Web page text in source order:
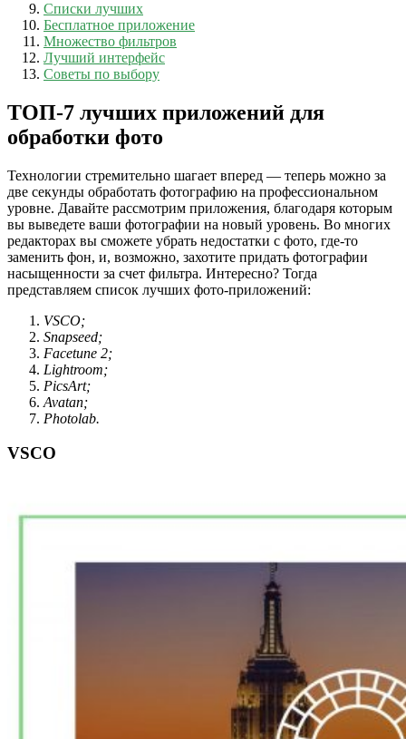
Списки лучших
Бесплатное приложение
Множество фильтров
Лучший интерфейс
Советы по выбору
ТОП-7 лучших приложений для
обработки фото
Технологии стремительно шагает вперед — теперь можно за
две секунды обработать фотографию на профессиональном
уровне. Давайте рассмотрим приложения, благодаря которым
вы выведете ваши фотографии на новый уровень. Во многих
редакторах вы сможете убрать недостатки с фото, где-то
заменить фон, и, возможно, захотите придать фотографии
насыщенности за счет фильтра. Интересно? Тогда
представляем список лучших фото-приложений:
VSCO;
Snapseed;
Facetune 2;
Lightroom;
PicsArt;
Avatan;
Photolab.
VSCO